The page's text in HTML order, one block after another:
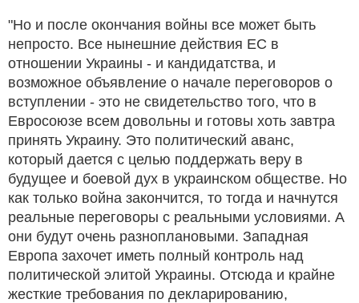
"Но и после окончания войны все может быть
непросто. Все нынешние действия ЕС в
отношении Украины - и кандидатства, и
возможное объявление о начале переговоров о
вступлении - это не свидетельство того, что в
Евросоюзе всем довольны и готовы хоть завтра
принять Украину. Это политический аванс,
который дается с целью поддержать веру в
будущее и боевой дух в украинском обществе. Но
как только война закончится, то тогда и начнутся
реальные переговоры с реальными условиями. А
они будут очень разноплановыми. Западная
Европа захочет иметь полный контроль над
политической элитой Украины. Отсюда и крайне
жесткие требования по декларированию,